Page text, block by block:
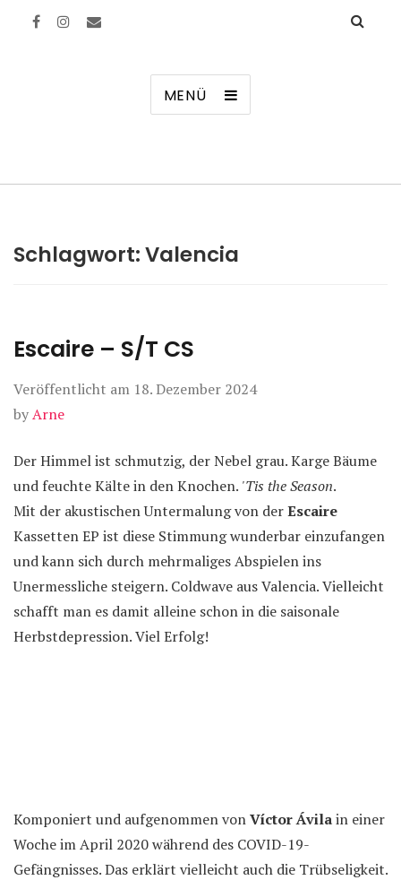
MENÜ
Schlagwort:Valencia
Escaire – S/T CS
Veröffentlicht am 18. Dezember 2024
byArne
Der Himmel ist schmutzig, der Nebel grau. Karge Bäume
und feuchte Kälte in den Knochen. 'Tis the Season.
Mit der akustischen Untermalung von derEscaire
Kassetten EP ist diese Stimmung wunderbar einzufangen
und kann sich durch mehrmaliges Abspielen ins
Unermessliche steigern. Coldwave aus Valencia. Vielleicht
schafft man es damit alleine schon in die saisonale
Herbstdepression. Viel Erfolg!
Komponiert und aufgenommen vonVíctor Ávilain einer
Woche im April 2020 während des COVID-19-
Gefängnisses. Das erklärt vielleicht auch die Trübseligkeit.